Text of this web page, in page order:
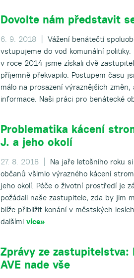
Dovolte nám představit
6. 9. 2018 |
Vážení benátečtí
vstupujeme do vod komunální
v roce 2014 jsme získali dvě
příjemně překvapilo. Postupem času
málo na prosazení výraznějších
informace. Naši práci pro benátecké
Problematika kácení
J. a jeho okolí
27. 8. 2018 |
Na jaře letošního roku
občanů všimlo výrazného kácení
jeho okolí. Péče o životní prostředí je
požádali naše zastupitele, zda by jim
blíže přiblížit konání v městských
dalšími více»
Zprávy ze zastupitelstva:
AVE nade vše